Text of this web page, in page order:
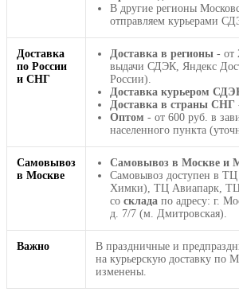
В другие регионы
отправляем курьерами
Доставка
по России
и СНГ
Доставка в регионы - от
выдачи СДЭК, Яндекс
России).
Доставка курьером
Доставка в страны СНГ
Оптом - от 600 руб. в
населенного пункта
Самовывоз
в Москве
Самовывоз в Москве и
Самовывоз доступен в
Химки), ТЦ Авиапарк, ТЦ
со склада по адресу: г.
д. 7/7 (м. Дмитровская).
Важно
В праздничные и
на курьерскую доставку по
изменены.